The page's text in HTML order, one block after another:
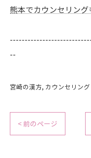
熊本でカウンセリング
--
宮崎の漢方 カウンセリング
< 前のページ